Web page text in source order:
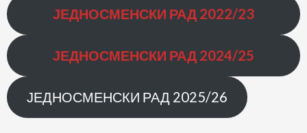
ЈЕДНОСМЕНСКИ РАД 2022/23
ЈЕДНОСМЕНСКИ РАД 2024/25
ЈЕДНОСМЕНСКИ РАД 2025/26